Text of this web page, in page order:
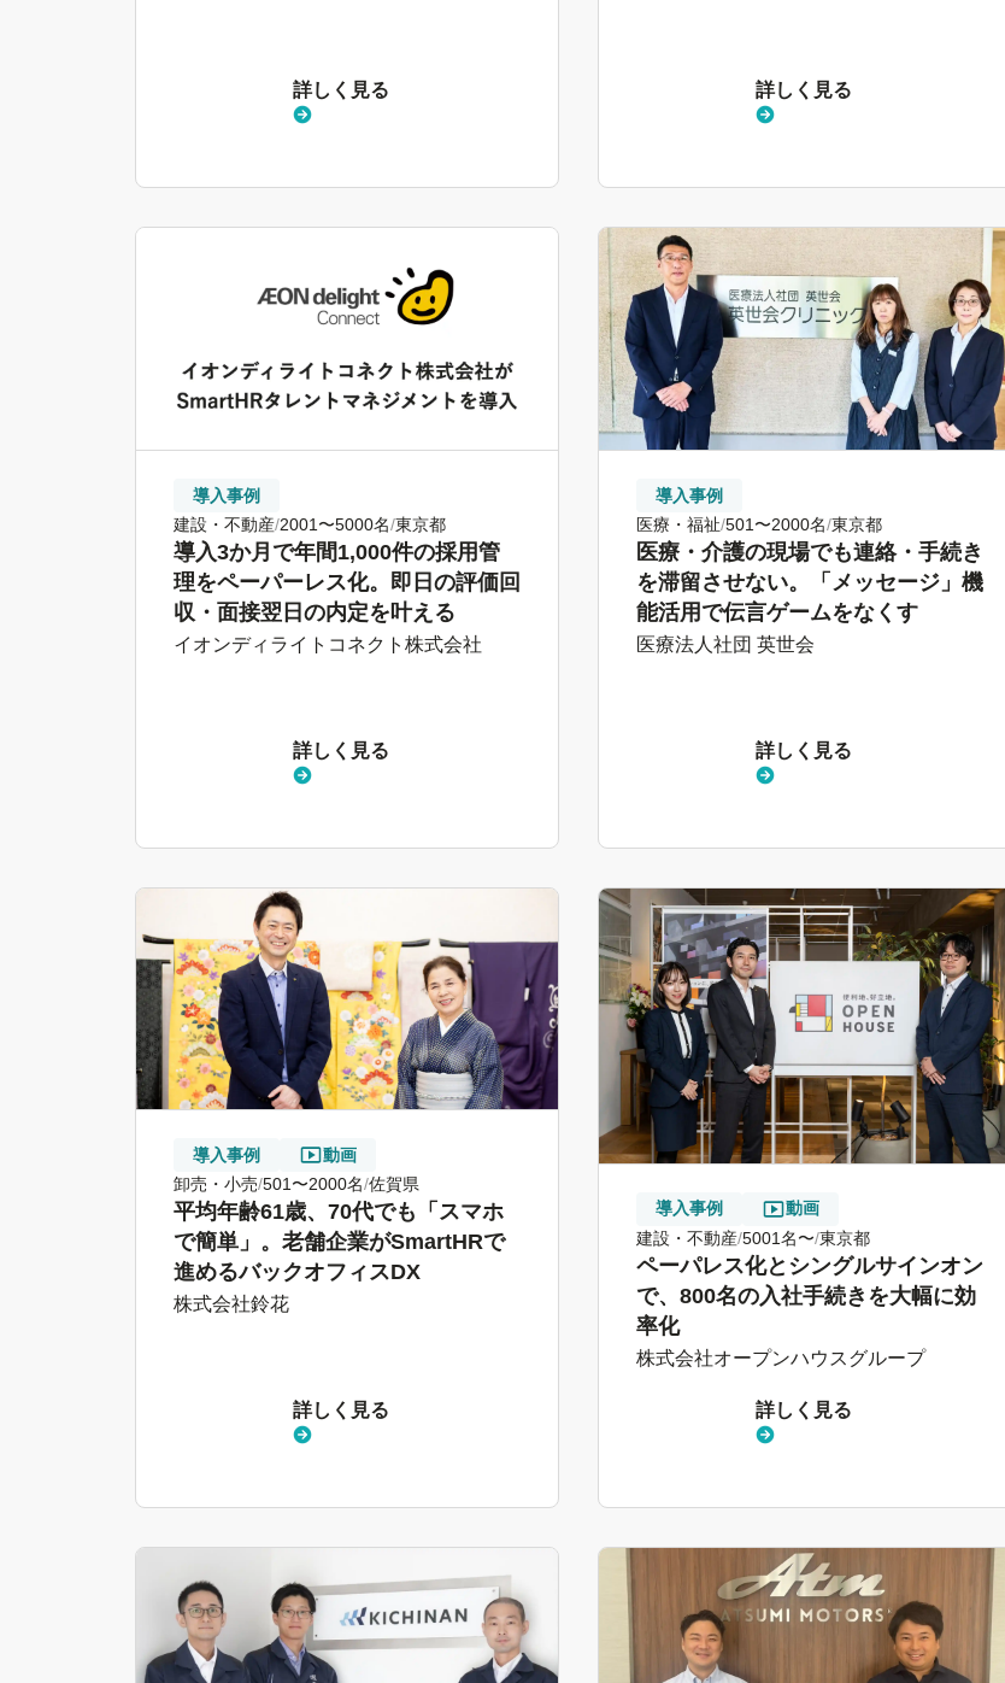
詳しく見る 詳しく見る
導入事例
建設・不動産 2001〜5000名 東京都
導入3か月で年間1,000件の採用管
理をペーパーレス化。即日の評価回
収・面接翌日の内定を叶える
イオンディライトコネクト株式会社
詳しく見る
導入事例
医療・福祉 501〜2000名 東京都
医療・介護の現場でも連絡・手続き
を滞留させない。「メッセージ」機
能活用で伝言ゲームをなくす
医療法人社団 英世会
詳しく見る
導入事例
動画
卸売・小売 501〜2000名 佐賀県
平均年齢61歳、70代でも「スマホ
で簡単」。老舗企業がSmartHRで
進めるバックオフィスDX
株式会社鈴花
詳しく見る
導入事例
動画
建設・不動産 5001名〜 東京都
ペーパレス化とシングルサインオン
で、800名の入社手続きを大幅に効
率化
株式会社オープンハウスグループ
詳しく見る